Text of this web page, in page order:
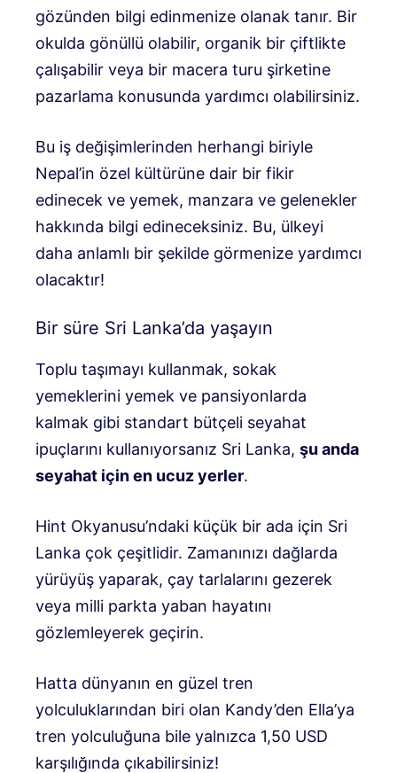
gözünden bilgi edinmenize olanak tanır. Bir
okulda gönüllü olabilir, organik bir çiftlikte
çalışabilir veya bir macera turu şirketine
pazarlama konusunda yardımcı olabilirsiniz.
Bu iş değişimlerinden herhangi biriyle
Nepal’in özel kültürüne dair bir fikir
edinecek ve yemek, manzara ve gelenekler
hakkında bilgi edineceksiniz. Bu, ülkeyi
daha anlamlı bir şekilde görmenize yardımcı
olacaktır!
Bir süre Sri Lanka’da yaşayın
Toplu taşımayı kullanmak, sokak
yemeklerini yemek ve pansiyonlarda
kalmak gibi standart bütçeli seyahat
ipuçlarını kullanıyorsanız Sri Lanka, şu anda
seyahat için en ucuz yerler.
Hint Okyanusu’ndaki küçük bir ada için Sri
Lanka çok çeşitlidir. Zamanınızı dağlarda
yürüyüş yaparak, çay tarlalarını gezerek
veya milli parkta yaban hayatını
gözlemleyerek geçirin.
Hatta dünyanın en güzel tren
yolculuklarından biri olan Kandy’den Ella’ya
tren yolculuğuna bile yalnızca 1,50 USD
karşılığında çıkabilirsiniz!